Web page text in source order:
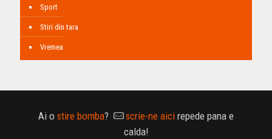
Sport
Stiri din tara
Vremea
Ai o stire bomba? scrie-ne aici repede pana e
calda!